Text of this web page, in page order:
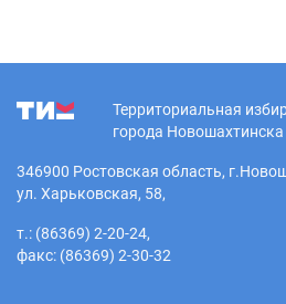
Территориальная
города Новошахтинска
346900 Ростовская область,
ул. Харьковская, 58,
т.: (86369) 2-20-24,
факс: (86369) 2-30-32